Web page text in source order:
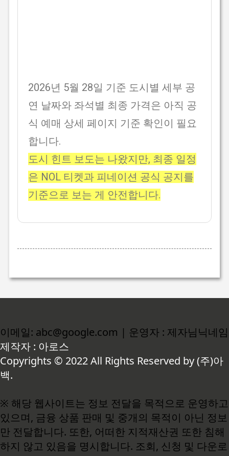
2026년 5월 28일 기준 도시별 세부 공
연 날짜와 좌석별 최종 가격은 아직 공
식 예매 상세 페이지 기준 확인이 필요
합니다.
도시 힌트 보도는 나왔지만, 최종 일정
은 NOL 티켓과 피네이션 공식 공지를
기준으로 보는 게 안전합니다.
이메일: abc@google.com | 운영자 : 제자님닉네임
제작자 : 아로스
Copyrights © 2022 All Rights Reserved by (주)아
백.
※ 해당 웹사이트는 정보 전달을 목적으로 운영하고
있으며, 금융 상품 판매 및 중개의 목적이 아닌 정보
만 전달합니다. 또한, 어떠한 지적재산권 또한 침해
하지 않고 있음을 명시합니다. 조회, 신청 및 다운로